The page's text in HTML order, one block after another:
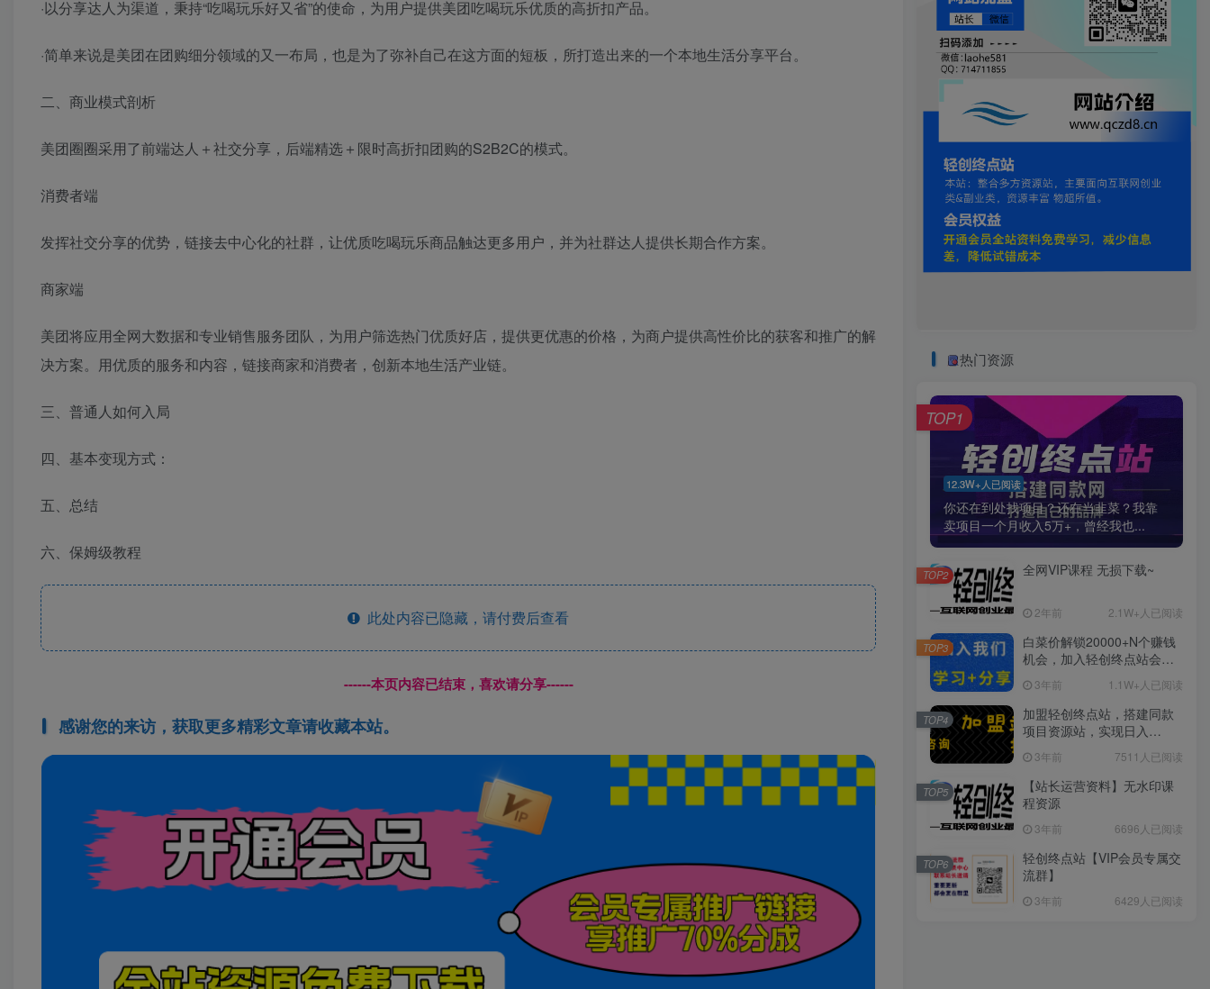
·以分享达人为渠道，秉持“吃喝玩乐好又省”的使命，为用户提供美团吃喝玩乐优质的高折扣产品。
·简单来说是美团在团购细分领域的又一布局，也是为了弥补自己在这方面的短板，所打造出来的一个本地生活分享平台。
二、商业模式剖析
美团圈圈采用了前端达人＋社交分享，后端精选＋限时高折扣团购的S2B2C的模式。
消费者端
发挥社交分享的优势，链接去中心化的社群，让优质吃喝玩乐商品触达更多用户，并为社群达人提供长期合作方案。
商家端
美团将应用全网大数据和专业销售服务团队，为用户筛选热门优质好店，提供更优惠的价格，为商户提供高性价比的获客和推广的解
决方案。用优质的服务和内容，链接商家和消费者，创新本地生活产业链。
三、普通人如何入局
四、基本变现方式：
五、总结
六、保姆级教程
此处内容已隐藏，请付费后查看
------本页内容已结束，喜欢请分享------
感谢您的来访，获取更多精彩文章请收藏本站。
热门资源
12.3W+人已阅读
你还在到处找项目？还在当韭菜？我靠
卖项目一个月收入5万+，曾经我也...
TOP1
全网VIP课程 无损下载~
2年前 2.1W+人已阅读
TOP2
白菜价解锁20000+N个赚钱
机会，加入轻创终点站会
3年前 1.1W+人已阅读
TOP3
加盟轻创终点站，搭建同款
项目资源站，实现日入
3年前 7511人已阅读
TOP4
【站长运营资料】无水印课
程资源
3年前 6696人已阅读
TOP5
轻创终点站【VIP会员专属交
流群】
3年前 6429人已阅读
TOP6